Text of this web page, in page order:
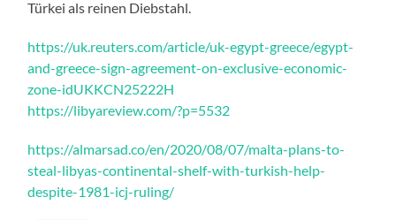
Türkei als reinen Diebstahl.
https://uk.reuters.com/article/uk-egypt-greece/egypt-
and-greece-sign-agreement-on-exclusive-economic-
zone-idUKKCN25222H
https://libyareview.com/?p=5532
https://almarsad.co/en/2020/08/07/malta-plans-to-
steal-libyas-continental-shelf-with-turkish-help-
despite-1981-icj-ruling/